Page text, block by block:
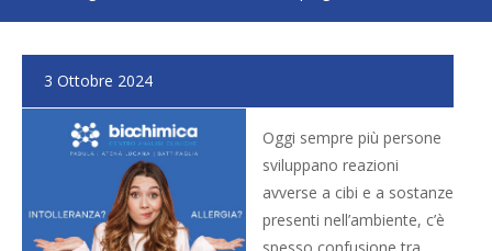
STRUMENTI
3 Ottobre 2024
Oggi sempre più persone
sviluppano reazioni
avverse a cibi e a sostanze
presenti nell’ambiente, c’è